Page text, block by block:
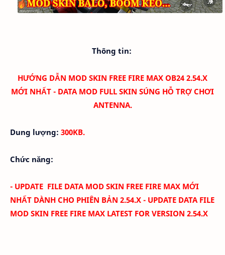
Thông tin:
HƯỚNG DẪN MOD SKIN FREE FIRE MAX OB24 2.54.X
MỚI NHẤT - DATA MOD FULL SKIN SÚNG HỖ TRỢ CHƠI
ANTENNA.
Dung lượng: 300KB.
Chức năng:
- UPDATE FILE DATA MOD SKIN FREE FIRE MAX MỚI
NHẤT DÀNH CHO PHIÊN BẢN 2.54.X - UPDATE DATA FILE
MOD SKIN FREE FIRE MAX LATEST FOR VERSION 2.54.X